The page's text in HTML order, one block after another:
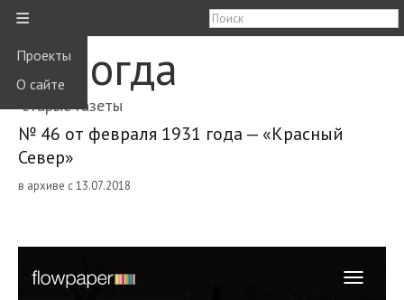
≡
Проекты
О сайте
Вологда
старые газеты
№ 46 от февраля 1931 года — «Красный
Север»
в архиве с 13.07.2018